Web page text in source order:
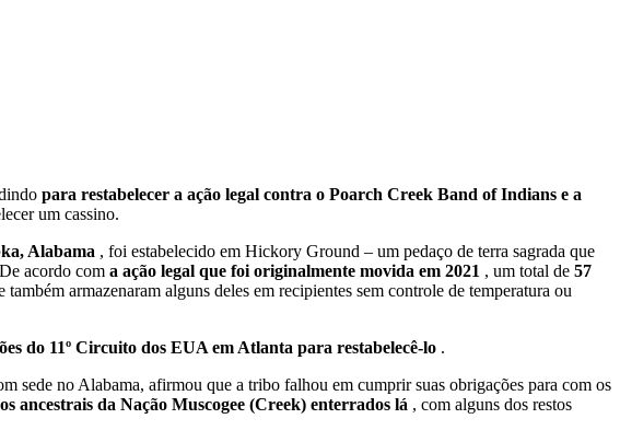
para restabelecer a ação legal contra o Poarch Creek Band of Indians e a
um cassino.
Alabama , foi estabelecido em Hickory Ground – um pedaço de terra sagrada que
acordo com a ação legal que foi originalmente movida em 2021 , um total de 57
armazenaram alguns deles em recipientes sem controle de temperatura ou
do 11º Circuito dos EUA em Atlanta para restabelecê-lo .
no Alabama, afirmou que a tribo falhou em cumprir suas obrigações para com os
ancestrais da Nação Muscogee (Creek) enterrados lá , com alguns dos restos